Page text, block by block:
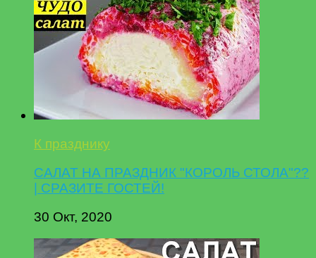
К празднику
САЛАТ НА ПРАЗДНИК "КОРОЛЬ СТОЛА"??
| СРАЗИТЕ ГОСТЕЙ!
30 Окт, 2020